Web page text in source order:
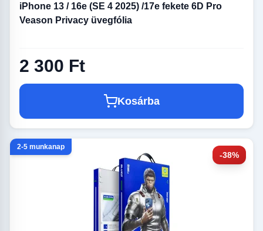
iPhone 13 / 16e (SE 4 2025) /17e fekete 6D Pro
Veason Privacy üvegfólia
2 300 Ft
Kosárba
-38%
2-5 munkanap